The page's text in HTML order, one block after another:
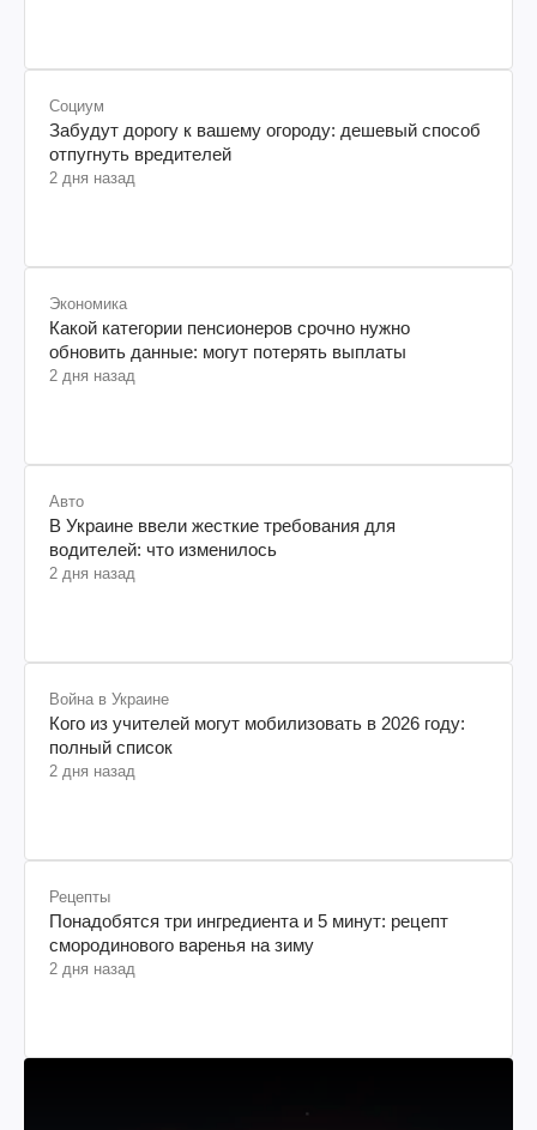
Социум
Забудут дорогу к вашему огороду: дешевый способ
отпугнуть вредителей
2 дня назад
Экономика
Какой категории пенсионеров срочно нужно
обновить данные: могут потерять выплаты
2 дня назад
Авто
В Украине ввели жесткие требования для
водителей: что изменилось
2 дня назад
Война в Украине
Кого из учителей могут мобилизовать в 2026 году:
полный список
2 дня назад
Рецепты
Понадобятся три ингредиента и 5 минут: рецепт
смородинового варенья на зиму
2 дня назад